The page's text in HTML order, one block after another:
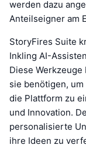
werden dazu
Anteilseigner am
StoryFires Suite
Inkling AI-
Diese
sie benötigen,
die Plattform zu
und Innovation.
personalisierte
ihre Ideen zu